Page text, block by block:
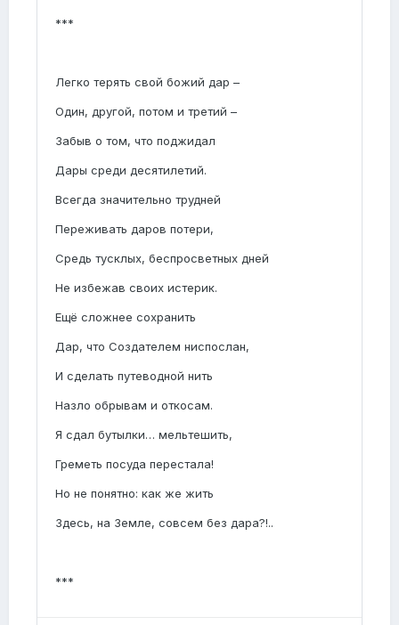
***
Легко терять свой божий дар –
Один, другой, потом и третий –
Забыв о том, что поджидал
Дары среди десятилетий.
Всегда значительно трудней
Переживать даров потери,
Средь тусклых, беспросветных дней
Не избежав своих истерик.
Ещё сложнее сохранить
Дар, что Создателем ниспослан,
И сделать путеводной нить
Назло обрывам и откосам.
Я сдал бутылки… мельтешить,
Греметь посуда перестала!
Но не понятно: как же жить
Здесь, на Земле, совсем без дара?!..
***